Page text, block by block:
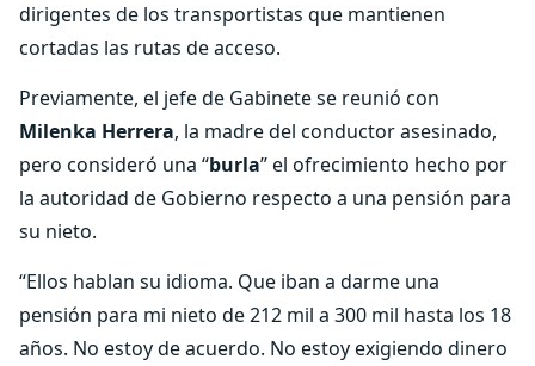
dirigentes de los transportistas que mantienen
cortadas las rutas de acceso.
Previamente, el jefe de Gabinete se reunió con
Milenka Herrera, la madre del conductor asesinado,
pero consideró una “burla” el ofrecimiento hecho por
la autoridad de Gobierno respecto a una pensión para
su nieto.
“Ellos hablan su idioma. Que iban a darme una
pensión para mi nieto de 212 mil a 300 mil hasta los 18
años. No estoy de acuerdo. No estoy exigiendo dinero